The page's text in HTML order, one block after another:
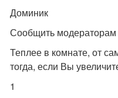
Доминик
Сообщить модераторам
Теплее в комнате, от
тогда, если Вы
1